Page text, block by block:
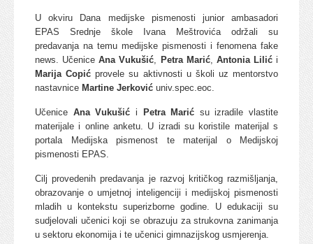
U okviru Dana medijske pismenosti junior ambasadori
EPAS Srednje škole Ivana Meštrovića održali su
predavanja na temu medijske pismenosti i fenomena fake
news. UčeniceAna Vukušić, Petra Marić, Antonia Lilići
Marija Copić provele su aktivnosti u školi uz mentorstvo
nastavnice Martine Jerković univ.spec.eoc.
Učenice Ana Vukušić i Petra Marić su izradile vlastite
materijale i online anketu. U izradi su koristile materijal s
portala Medijska pismenost te materijal o Medijskoj
pismenosti EPAS.
Cilj provedenih predavanja je razvoj kritičkog razmišljanja,
obrazovanje o umjetnoj inteligenciji i medijskoj pismenosti
mladih u kontekstu superizborne godine. U edukaciji su
sudjelovali učenici koji se obrazuju za strukovna zanimanja
u sektoru ekonomija i te učenici gimnazijskog usmjerenja.